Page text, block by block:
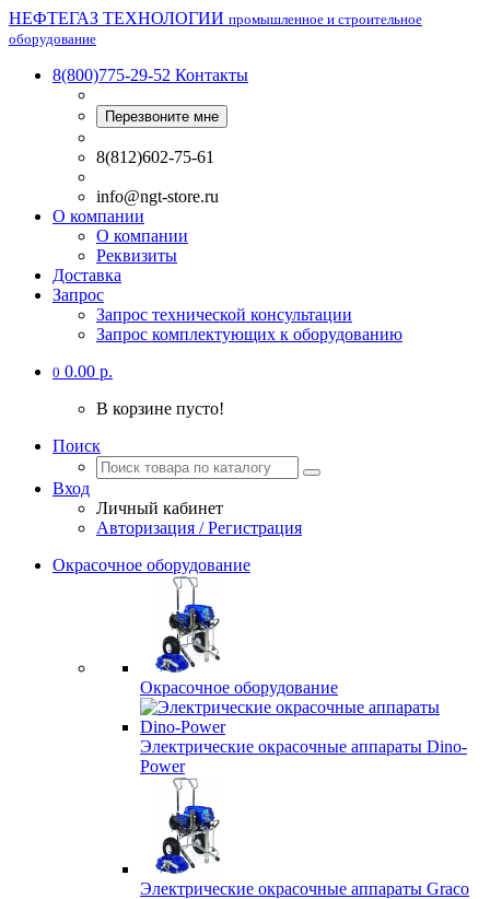
НЕФТЕГАЗ ТЕХНОЛОГИИ промышленное и строительное
оборудование
8(800)775-29-52 Контакты
Перезвоните мне
8(812)602-75-61
info@ngt-store.ru
О компании
О компании
Реквизиты
Доставка
Запрос
Запрос технической консультации
Запрос комплектующих к оборудованию
0 0.00 р.
В корзине пусто!
Поиск
Вход
Личный кабинет
Авторизация / Регистрация
Окрасочное оборудование
Окрасочное оборудование
Электрические окрасочные аппараты Dino-
Power
Электрические окрасочные аппараты Graco